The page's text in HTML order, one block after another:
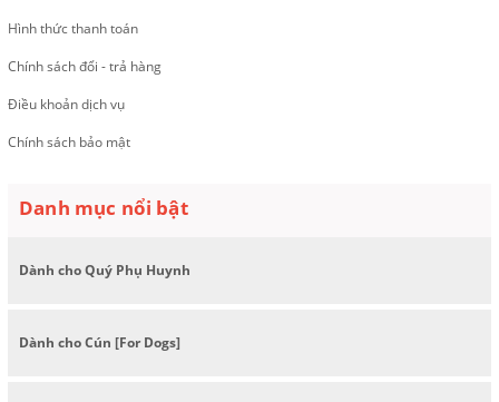
Hình thức thanh toán
Chính sách đổi - trả hàng
Điều khoản dịch vụ
Chính sách bảo mật
Danh mục nổi bật
Dành cho Quý Phụ Huynh
Dành cho Cún [For Dogs]